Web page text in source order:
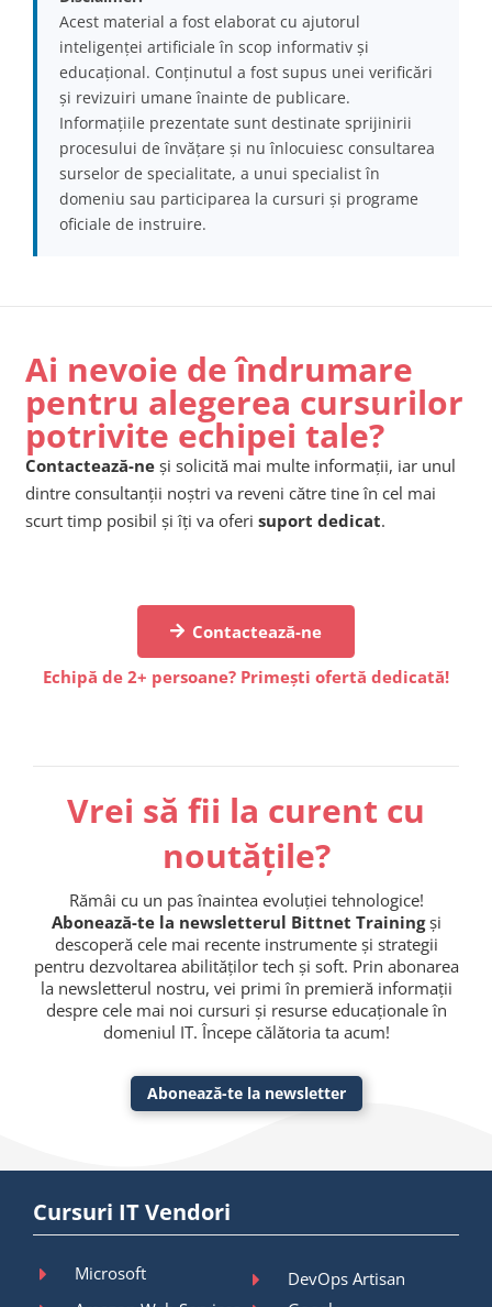
Acest material a fost elaborat cu ajutorul
inteligenței artificiale în scop informativ și
educațional. Conținutul a fost supus unei verificări
și revizuiri umane înainte de publicare.
Informațiile prezentate sunt destinate sprijinirii
procesului de învățare și nu înlocuiesc consultarea
surselor de specialitate, a unui specialist în
domeniu sau participarea la cursuri și programe
oficiale de instruire.
Ai nevoie de îndrumare
pentru alegerea cursurilor
potrivite echipei tale?
Contactează-ne și solicită mai multe informații, iar unul
dintre consultanții noștri va reveni către tine în cel mai
scurt timp posibil și îți va oferi suport dedicat.
Contactează-ne
Echipă de 2+ persoane? Primești ofertă dedicată!
Vrei să fii la curent cu
noutățile?
Rămâi cu un pas înaintea evoluției tehnologice!
Abonează-te la newsletterul Bittnet Trainingși
descoperă cele mai recente instrumente și strategii
pentru dezvoltarea abilităților tech și soft. Prin abonarea
la newsletterul nostru, vei primi în premieră informații
despre cele mai noi cursuri și resurse educaționale în
domeniul IT. Începe călătoria ta acum!
Abonează-te la newsletter
Cursuri IT Vendori
Microsoft
DevOps Artisan